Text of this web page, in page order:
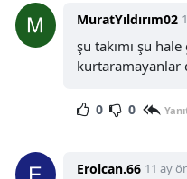
MuratYıldırım02
şu takımı şu
kurtaramayanlar
0 0
Erolcan.66 11 ay